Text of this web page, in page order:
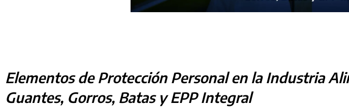
Elementos de Protección Personal en la Industria
Guantes, Gorros, Batas y EPP Integral